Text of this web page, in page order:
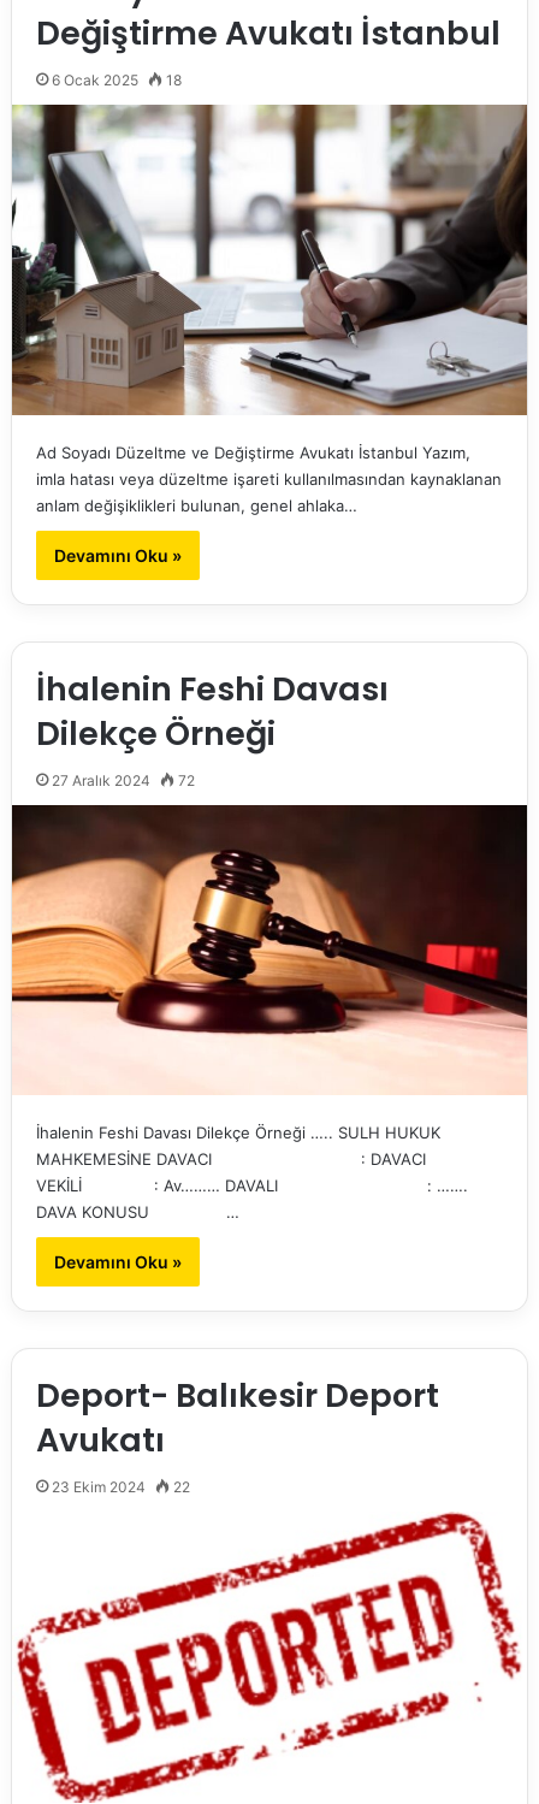
Değiştirme Avukatı İstanbul
6 Ocak 2025 18
Ad Soyadı Düzeltme ve Değiştirme Avukatı İstanbul Yazım,
imla hatası veya düzeltme işareti kullanılmasından kaynaklanan
anlam değişiklikleri bulunan, genel ahlaka…
Devamını Oku »
İhalenin Feshi Davası
Dilekçe Örneği
27 Aralık 2024 72
İhalenin Feshi Davası Dilekçe Örneği ….. SULH HUKUK
MAHKEMESİNE DAVACI : DAVACI
VEKİLİ : Av……… DAVALI : …….
DAVA KONUSU …
Devamını Oku »
Deport- Balıkesir Deport
Avukatı
23 Ekim 2024 22